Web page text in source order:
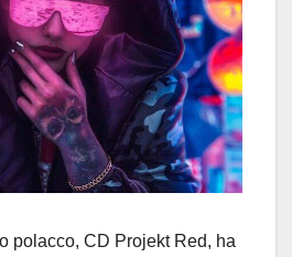
polacco, CD Projekt Red, ha